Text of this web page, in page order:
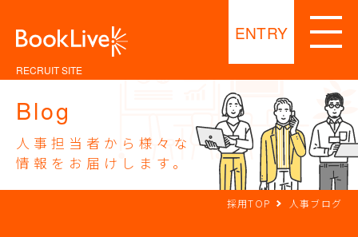
RECRUIT SITE
ENTRY
Blog
人事担当者から様々な
情報をお届けします。
採用TOP 人事ブログ